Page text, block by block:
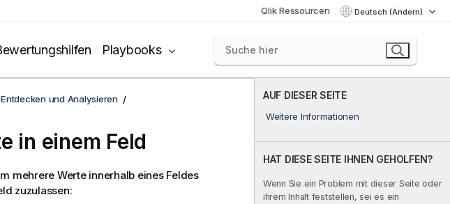
Qlik Ressourcen Deutsch (Ändern)
Playbooks
AUF DIESER SEITE
Weitere Informationen
HAT DIESE SEITE IHNEN GEHOLFEN?
Wenn Sie ein Problem mit dieser Seite oder
ihrem Inhalt feststellen, sei es ein
Entdecken und Analysieren
in einem Feld
mehrere Werte innerhalb eines Feldes
zuzulassen: